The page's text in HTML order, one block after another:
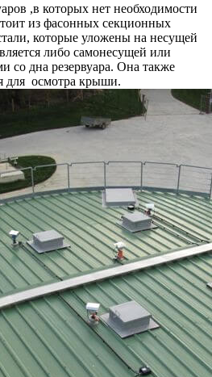
,в которых нет необходимости
из фасонных секционных
которые уложены на несущей
либо самонесущей или
со дна резервуара. Она также
для осмотра крыши.